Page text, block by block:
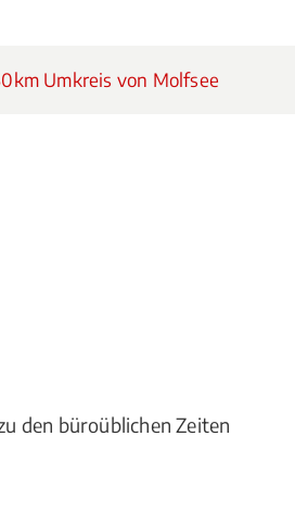
Umkreis von Molfsee
den büroüblichen Zeiten